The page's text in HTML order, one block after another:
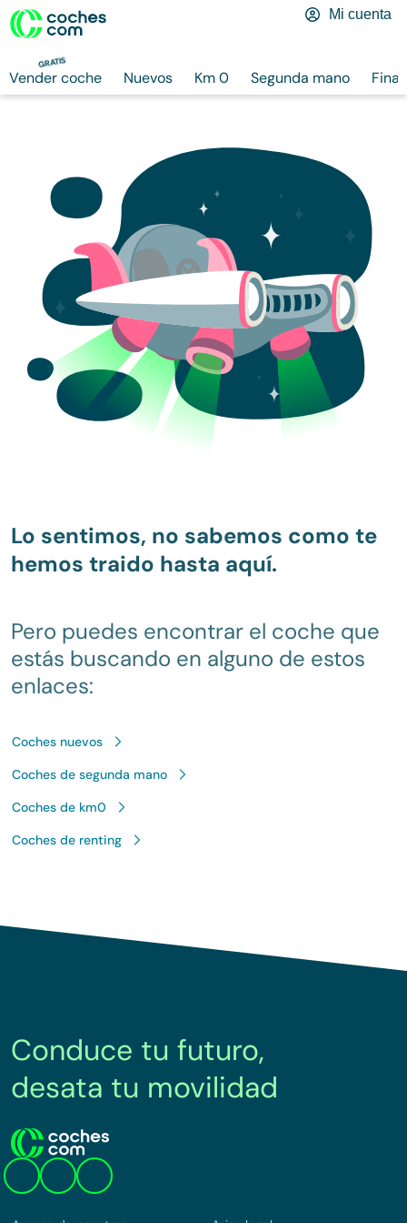
GRATIS
Vender coche Nuevos Km 0 Segunda mano
Mi cuenta
Lo sentimos, no sabemos como te
hemos traido hasta aquí.
Pero puedes encontrar el coche que
estás buscando en alguno de estos
enlaces:
Coches nuevos
Coches de segunda mano
Coches de km0
Coches de renting
Conduce tu futuro,
desata tu movilidad